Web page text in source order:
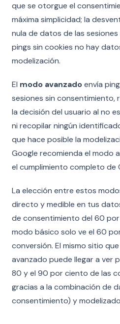
que se otorgue el
máxima simplicidad; la
nula de datos de las
pings sin cookies no hay
modelización.
El modo avanzadoenvía
sesiones sin consentimiento,
la decisión del usuario al no
ni recopilar ningún
que hace posible la
Google recomienda el modo
el cumplimiento completo de
La elección entre estos
directo y medible en tus
de consentimiento del 60
modo básico solo ve el 60
conversión. El mismo sitio
avanzado puede llegar a ver
80 y el 90 por ciento de las
gracias a la combinación de
consentimiento) y